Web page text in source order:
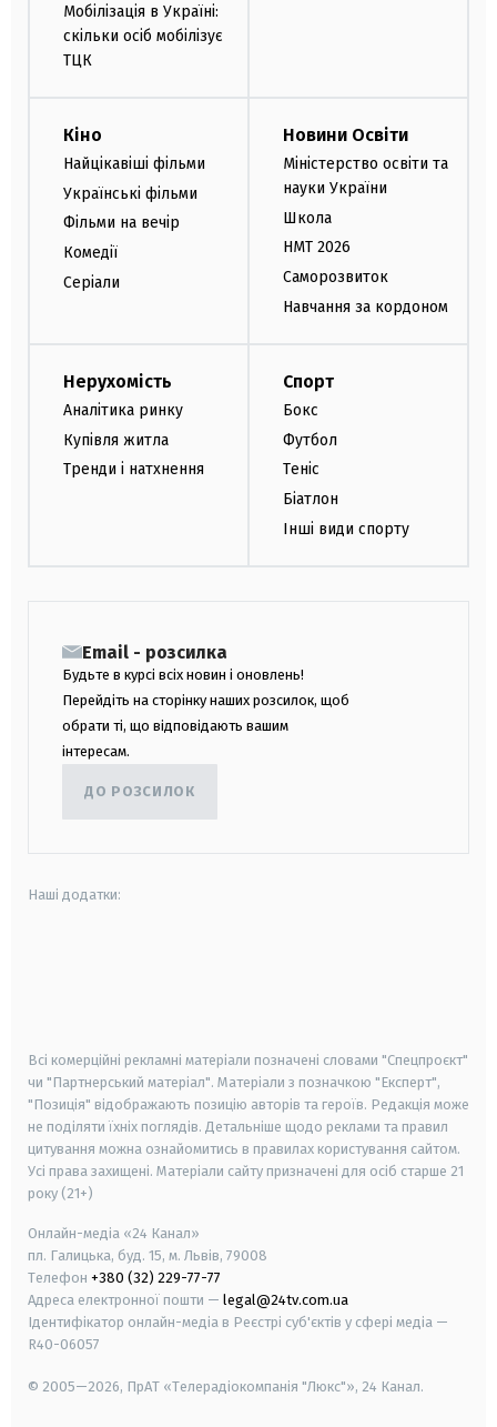
Мобілізація в Україні:
скільки осіб мобілізує
ТЦК
Кіно
Найцікавіші фільми
Українські фільми
Фільми на вечір
Комедії
Серіали
Новини Освіти
Міністерство освіти та
науки України
Школа
НМТ 2026
Саморозвиток
Навчання за кордоном
Нерухомість
Аналітика ринку
Купівля житла
Тренди і натхнення
Спорт
Бокс
Футбол
Теніс
Біатлон
Інші види спорту
Email - розсилка
Будьте в курсі всіх новин і оновлень!
Перейдіть на сторінку наших розсилок, щоб
обрати ті, що відповідають вашим
інтересам.
ДО РОЗСИЛОК
Наші додатки:
Всі комерційні рекламні матеріали позначені словами "Спецпроєкт"
чи "Партнерський матеріал". Матеріали з позначкою "Експерт",
"Позиція" відображають позицію авторів та героїв. Редакція може
не поділяти їхніх поглядів. Детальніше щодо реклами та правил
цитування можна ознайомитись в правилах користування сайтом.
Усі права захищені. Матеріали сайту призначені для осіб старше 21
року (21+)
Онлайн-медіа «24 Канал»
пл. Галицька, буд. 15, м. Львів, 79008
Телефон +380 (32) 229-77-77
Адреса електронної пошти — legal@24tv.com.ua
Ідентифікатор онлайн-медіа в Реєстрі суб'єктів у сфері медіа —
R40-06057
© 2005—2026, ПрАТ «Телерадіокомпанія "Люкс"», 24 Канал.